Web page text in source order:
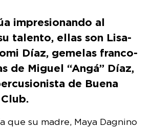
impresionando al
talento, ellas son Lisa-
Díaz, gemelas franco-
de Miguel “Angá” Díaz,
de Buena
que su madre, Maya Dagnino